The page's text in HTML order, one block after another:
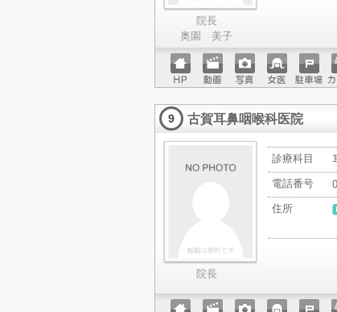
院長
奥園 美子
ホーム
ページ
動画 写真 女医 駐車場
9 古賀耳鼻咽喉科医院
院長
診療科目
電話番号
住所